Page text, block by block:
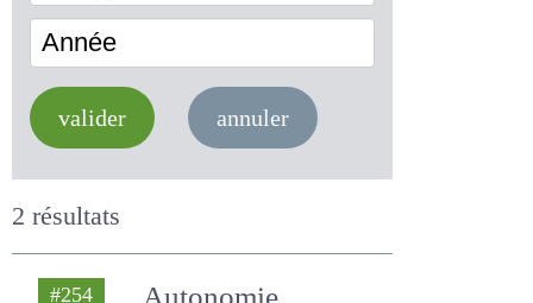
JURQUET J.
valider annuler
2 résultats